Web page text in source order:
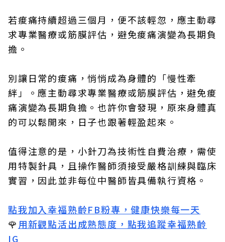
若痠痛持續超過三個月，便不該輕忽，應主動尋
求專業醫療或筋膜評估，避免痠痛演變為長期負
擔。
別讓日常的痠痛，悄悄成為身體的「慢性牽
絆」。應主動尋求專業醫療或筋膜評估，避免痠
痛演變為長期負擔。也許你會發現，原來身體真
的可以鬆開來，日子也跟著輕盈起來。
值得注意的是，小針刀為技術性自費治療，需使
用特製針具，且操作醫師須接受嚴格訓練與臨床
實習，因此並非每位中醫師皆具備執行資格。
點我加入幸福熟齡FB粉專，健康快樂每一天
🌹 用新觀點活出成熟態度，點我追蹤幸福熟齡
IG